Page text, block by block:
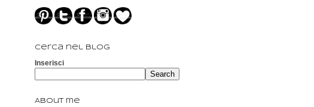
Cerca nel blog
Inserisci
About me